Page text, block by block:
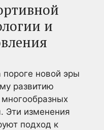
и
новой эры
развитию
Эти изменения
подход к